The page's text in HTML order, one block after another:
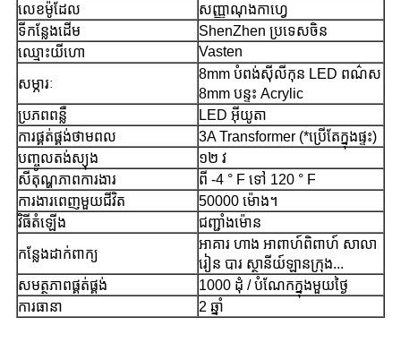
លេខម៉ូដែល
សញ្ញាណុងកាហ្វេ
ទីកន្លែងដើម
ShenZhen ប្រទេសចិន
ឈ្មោះ​យីហោ
Vasten
សម្ភារៈ
8mm បំពង់ស៊ីលីកុន LED ពណ៌ស
8mm បន្ទះ Acrylic
ប្រភព​ពន្លឺ
LED អ៊ីយូតា
ការផ្គត់ផ្គង់ថាមពល
3A Transformer (*ប្រើតែក្នុងផ្ទះ)
បញ្ចូល​តង់ស្យុង
១២ វ
សីតុណ្ហភាពការងារ
ពី -4 ° F ទៅ 120 ° F
ការងារពេញមួយជីវិត
50000 ម៉ោង។
វិធីតំឡើង
ជញ្ជាំងម៉ោន
កន្លែងដាក់ពាក្យ
អាគារ ហាង អាពាហ៍ពិពាហ៍ សាលា
រៀន បារ ស្ថានីយ៍ឡានក្រុង...
សមត្ថភាពផ្គត់ផ្គង់
1000 ដុំ / បំណែកក្នុងមួយថ្ងៃ
ការធានា
2 ឆ្នាំ